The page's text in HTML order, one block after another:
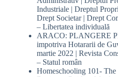
Industriale | Dreptul
Drept Societar | Drept
– Libertatea individuală
ARACO: PLANGERE
impotriva Hotararii de
martie 2022 | Revista
– Statul român
Homeschooling 101-